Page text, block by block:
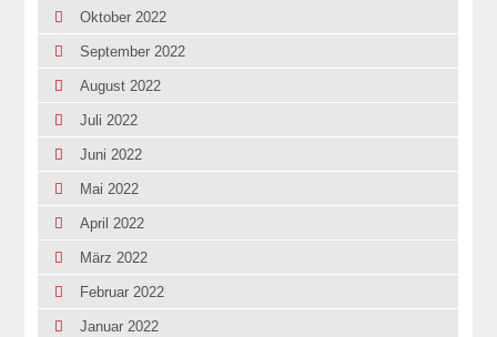
Oktober 2022
September 2022
August 2022
Juli 2022
Juni 2022
Mai 2022
April 2022
März 2022
Februar 2022
Januar 2022